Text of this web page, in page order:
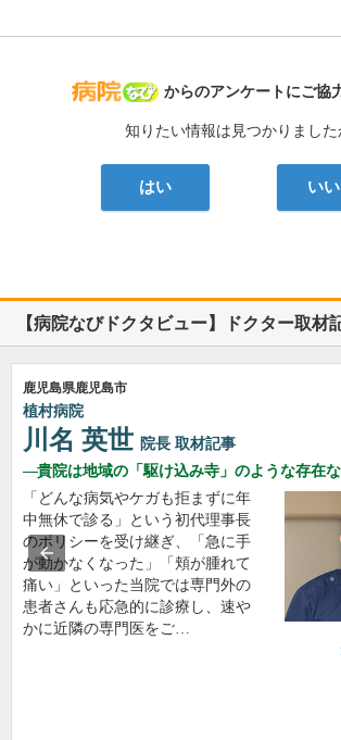
病院なび
からのアンケートにご協
知りたい情報は見つかりました
はい いい
【病院なびドクタビュー】ドクター取材
鹿児島県鹿児島市
植村病院
川名 英世 院長 取材記事
貴院は地域の「駆け込み寺」のような存在な
「どんな病気やケガも拒まずに年
中無休で診る」という初代理事長
のポリシーを受け継ぎ、「急に手
が動かなくなった」「頬が腫れて
痛い」といった当院では専門外の
患者さんも応急的に診療し、速や
かに近隣の専門医をご…